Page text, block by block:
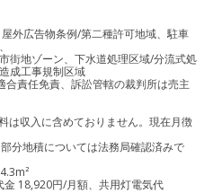
外広告物条例/第二種許可地域、駐車
街地ゾーン、下水道処理区域/分流式処
成工事規制区域
合責任免責、訴訟管轄の裁判所は売主
は収入に含めておりません。現在月徴
分地積については法務局確認済みで
金 18,920円/月額、共用灯電気代